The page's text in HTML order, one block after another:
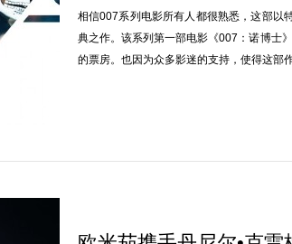
相信007系列电影所有人都很熟悉，这部以
典之作。该系列第一部电影《007：诺博士
的票房。也因为众多影迷的支持，使得这部